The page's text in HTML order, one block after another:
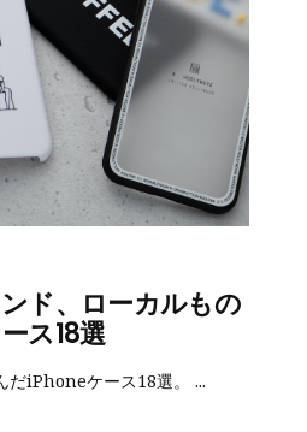
ド、ローカルもの
ス18選
だiPhoneケース18選。